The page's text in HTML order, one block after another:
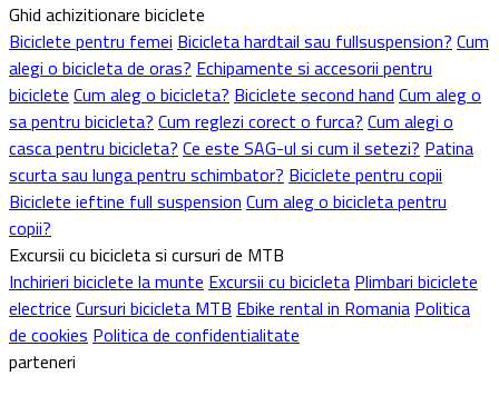
Ghid achizitionare biciclete
Biciclete pentru femei Bicicleta hardtail sau fullsuspension? Cum
alegi o bicicleta de oras? Echipamente si accesorii pentru
biciclete Cum aleg o bicicleta? Biciclete second hand Cum aleg o
sa pentru bicicleta? Cum reglezi corect o furca? Cum alegi o
casca pentru bicicleta? Ce este SAG-ul si cum il setezi? Patina
scurta sau lunga pentru schimbator? Biciclete pentru copii
Biciclete ieftine full suspension Cum aleg o bicicleta pentru
copii?
Excursii cu bicicleta si cursuri de MTB
Inchirieri biciclete la munte Excursii cu bicicleta Plimbari biciclete
electrice Cursuri bicicleta MTB Ebike rental in Romania Politica
de cookies Politica de confidentialitate
parteneri